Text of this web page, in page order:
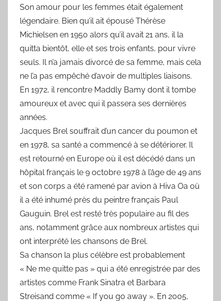
Son amour pour les femmes était également
légendaire. Bien qu’il ait épousé Thérèse
Michielsen en 1950 alors qu’il avait 21 ans, il la
quitta bientôt, elle et ses trois enfants, pour vivre
seuls. Il n’a jamais divorcé de sa femme, mais cela
ne l’a pas empêché d’avoir de multiples liaisons.
En 1972, il rencontre Maddly Bamy dont il tombe
amoureux et avec qui il passera ses dernières
années.
Jacques Brel souffrait d’un cancer du poumon et
en 1978, sa santé a commencé à se détériorer. Il
est retourné en Europe où il est décédé dans un
hôpital français le 9 octobre 1978 à l’âge de 49 ans
et son corps a été ramené par avion à Hiva Oa où
il a été inhumé près du peintre français Paul
Gauguin. Brel est resté très populaire au fil des
ans, notamment grâce aux nombreux artistes qui
ont interprété les chansons de Brel.
Sa chanson la plus célèbre est probablement
« Ne me quitte pas » qui a été enregistrée par des
artistes comme Frank Sinatra et Barbara
Streisand comme « If you go away ». En 2005,